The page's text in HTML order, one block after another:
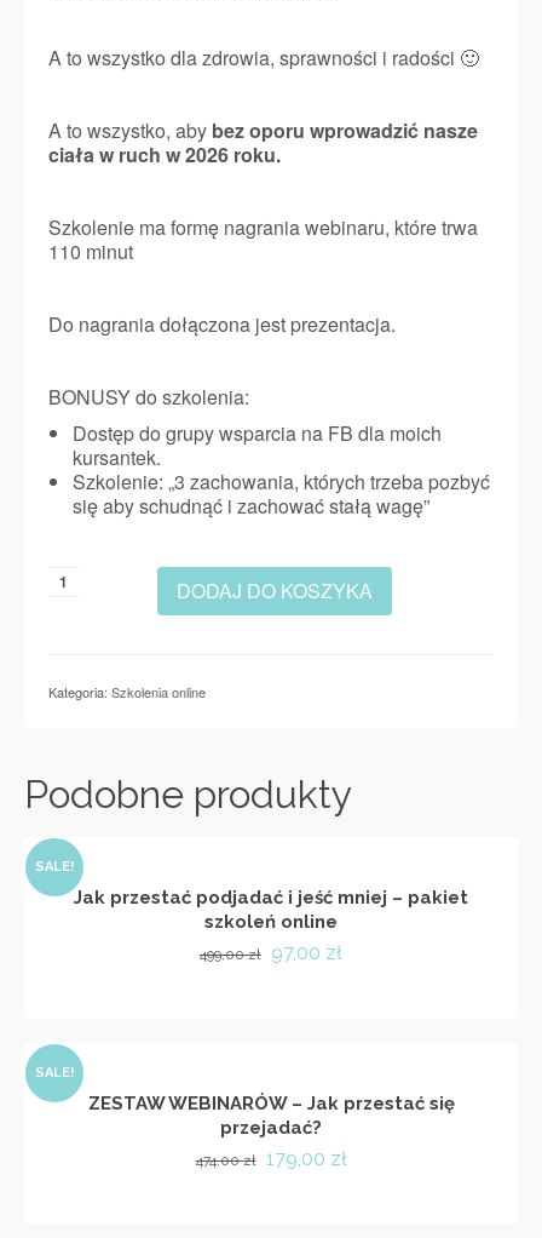
A to wszystko dla zdrowia, sprawności i radości 🙂
A to wszystko, aby bez oporu wprowadzić nasze
ciała w ruch w 2026 roku.
Szkolenie ma formę nagrania webinaru, które trwa
110 minut
Do nagrania dołączona jest prezentacja.
BONUSY do szkolenia:
Dostęp do grupy wsparcia na FB dla moich
kursantek.
Szkolenie: „3 zachowania, których trzeba pozbyć
się aby schudnąć i zachować stałą wagę”
ilość
(
)
DODAJ DO KOSZYKA
Kategoria: Szkolenia online
Podobne produkty
SALE!
Jak przestać podjadać i jeść mniej – pakiet
szkoleń online
499,00zł
Pierwotna
97,00 zł
SALE!
ZESTAW WEBINARÓW – Jak przestać się
przejadać?
474,00zł
Pierwotna
179,00 złAktualna